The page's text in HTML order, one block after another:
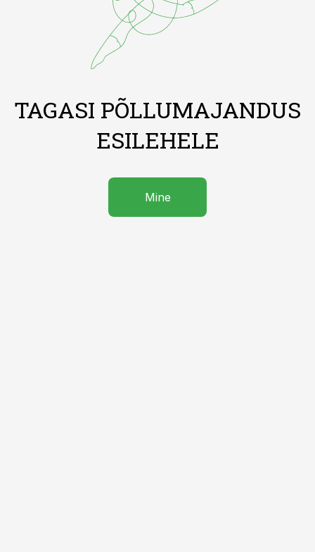
TAGASI PÕLLUMAJANDUS
ESILEHELE
Mine